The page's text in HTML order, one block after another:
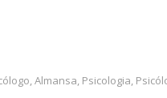
,Almansa, Psicologia,